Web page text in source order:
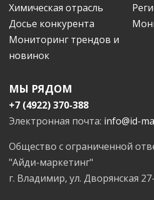
Химическая отрасль
Досье конкурента
Мониторинг трендов и
новинок
МЫ РЯДОМ
+7 (4922) 370-388
Электронная почта: info@id-
Общество с ограниченной
"Айди-маркетинг"
г. Владимир, ул. Дворянская